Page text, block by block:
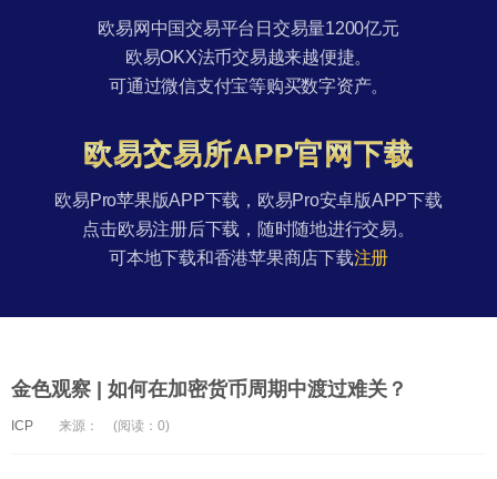
欧易网中国交易平台日交易量1200亿元
欧易OKX法币交易越来越便捷。
可通过微信支付宝等购买数字资产。
欧易交易所APP官网下载
欧易Pro苹果版APP下载，欧易Pro安卓版APP下载
点击欧易注册后下载，随时随地进行交易。
可本地下载和香港苹果商店下载注册
金色观察 | 如何在加密货币周期中渡过难关？
ICP 来源： (阅读：0)